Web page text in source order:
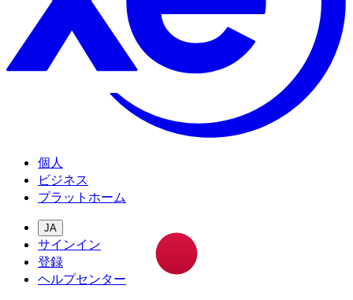
個人
ビジネス
プラットホーム
JA
サインイン
登録
ヘルプセンター